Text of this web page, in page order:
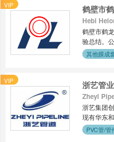
以人为本
旨，凭借
陶氏环保
元化的产
VIP 鹤壁市
Hebi
鹤壁市鹤
验总结。
念老老实
产品1.真
产线8.活
集聚区铁
合顺（高
其他膜成
VIP 浙艺管
Zheyi
浙艺集团
现有华东
地为浙艺管
家高新技
PVC管/管